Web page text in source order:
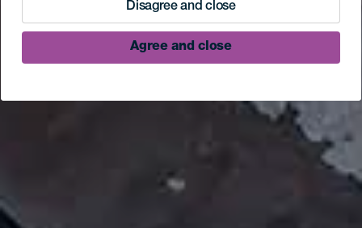
Disagree and close
Agree and close